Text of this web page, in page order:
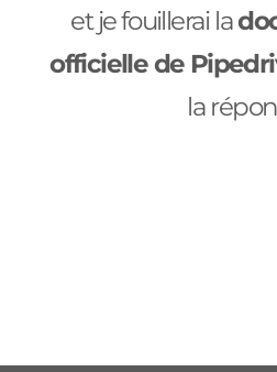
et je fouillerai la
officielle de
la